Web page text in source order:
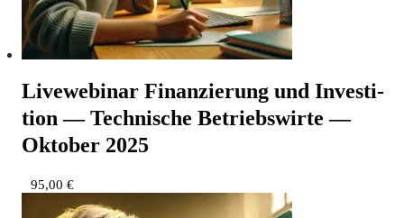
Live­web­i­nar Finan­zie­rung und Inves­ti­
ti­on — Tech­ni­sche Betriebs­wir­te —
Okto­ber 2025
95,00 €